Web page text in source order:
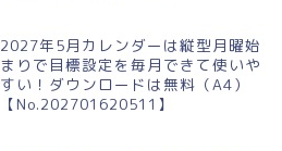
2027年5月カレンダーは縦型月曜始
まりで目標設定を毎月できて使いや
すい！ダウンロードは無料（A4）
【No.202701620511】